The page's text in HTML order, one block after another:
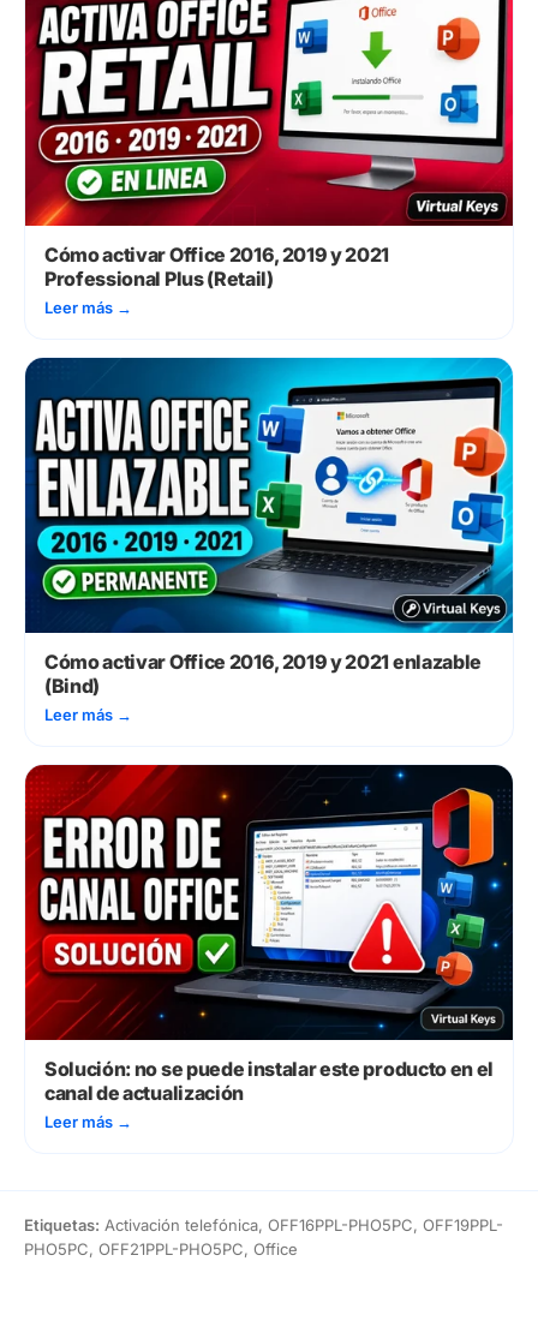
Cómo activar Office 2016, 2019 y 2021
Professional Plus (Retail)
Leer más →
Cómo activar Office 2016, 2019 y 2021 enlazable
(Bind)
Leer más →
Solución: no se puede instalar este producto en el
canal de actualización
Leer más →
Etiquetas: Activación telefónica, OFF16PPL-PHO5PC, OFF19PPL-
PHO5PC, OFF21PPL-PHO5PC, Office